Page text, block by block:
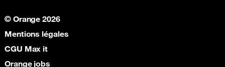
© Orange 2026
Mentions légales
CGU Max it
Orange jobs